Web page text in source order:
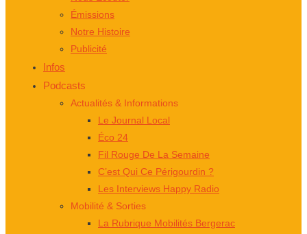
Émissions
Notre Histoire
Publicité
Infos
Podcasts
Actualités & Informations
Le Journal Local
Éco 24
Fil Rouge De La Semaine
C’est Qui Ce Périgourdin ?
Les Interviews Happy Radio
Mobilité & Sorties
La Rubrique Mobilités Bergerac